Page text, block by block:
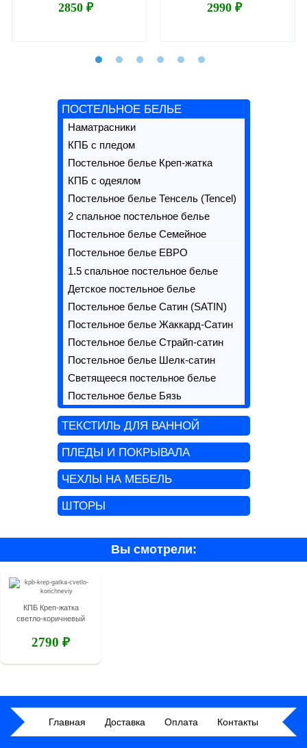
ПОСТЕЛЬНОЕ БЕЛЬЕ
Наматрасники
КПБ с пледом
Постельное белье Креп-жатка
КПБ с одеялом
Постельное белье Тенсель (Tencel)
2 спальное постельное белье
Постельное белье Семейное
Постельное белье ЕВРО
1.5 спальное постельное белье
Детское постельное белье
Постельное белье Сатин (SATIN)
Постельное белье Жаккард-Сатин
Постельное белье Страйп-сатин
Постельное белье Шелк-сатин
Светящееся постельное белье
Постельное белье Бязь
ТЕКСТИЛЬ ДЛЯ ВАННОЙ
ПЛЕДЫ И ПОКРЫВАЛА
ЧЕХЛЫ НА МЕБЕЛЬ
ШТОРЫ
2850 ₽ 2990 ₽
Вы смотрели:
КПБ Креп-жатка
светло-коричневый
2790 ₽
Главная Доставка Оплата Контакты